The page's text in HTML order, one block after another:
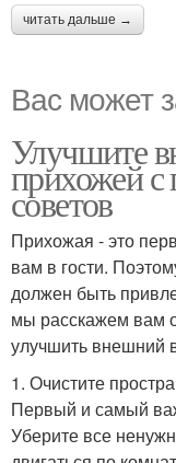
читать дальше →
Вас может
Улучшите
прихожей
советов
Прихожая - это
вам в гости.
должен быть
мы расскажем вам
улучшить внешний
1. Очистите
Первый и самый
Уберите все